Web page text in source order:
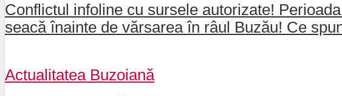
Conflictul infoline cu sursele autorizate!
seacă înainte de vărsarea în râul Buzău! Ce
Actualitatea Buzoiană